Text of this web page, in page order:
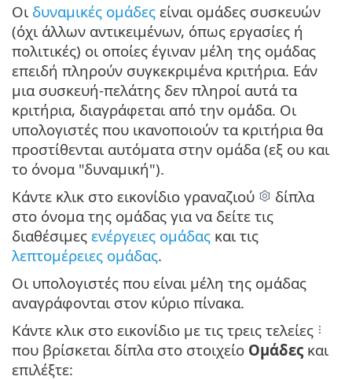
Οι δυναμικές ομάδες είναι ομάδες συσκευών
(όχι άλλων αντικειμένων, όπως εργασίες ή
πολιτικές) οι οποίες έγιναν μέλη της ομάδας
επειδή πληρούν συγκεκριμένα κριτήρια. Εάν
μια συσκευή-πελάτης δεν πληροί αυτά τα
κριτήρια, διαγράφεται από την ομάδα. Οι
υπολογιστές που ικανοποιούν τα κριτήρια θα
προστίθενται αυτόματα στην ομάδα (εξ ου και
το όνομα "δυναμική").
Κάντε κλικ στο εικονίδιο γραναζιού
δίπλα
στο όνομα της ομάδας για να δείτε τις
διαθέσιμες ενέργειες ομάδας και τις
λεπτομέρειες ομάδας.
Οι υπολογιστές που είναι μέλη της ομάδας
αναγράφονται στον κύριο πίνακα.
Κάντε κλικ στο εικονίδιο με τις τρεις τελείες
που βρίσκεται δίπλα στο στοιχείο Ομάδες και
επιλέξτε: